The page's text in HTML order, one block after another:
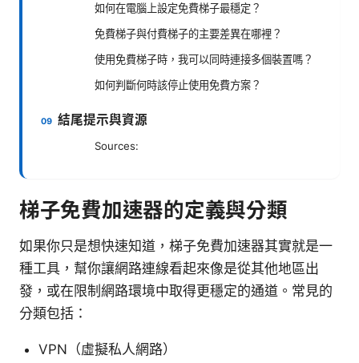
如何在電腦上設定免費梯子最穩定？
免費梯子與付費梯子的主要差異在哪裡？
使用免費梯子時，我可以同時連接多個裝置嗎？
如何判斷何時該停止使用免費方案？
結尾提示與資源
Sources:
梯子免費加速器的定義與分類
如果你只是想快速知道，梯子免費加速器其實就是一
種工具，幫你讓網路連線看起來像是從其他地區出
發，或在限制網路環境中取得更穩定的通道。常見的
分類包括：
VPN（虛擬私人網路）